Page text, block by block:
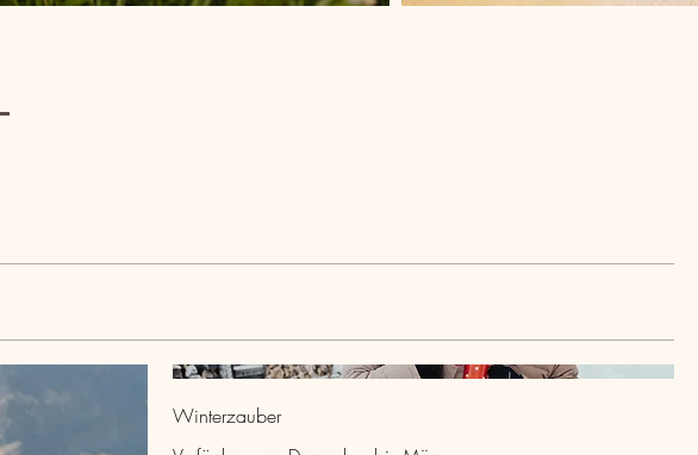
Winterzauber